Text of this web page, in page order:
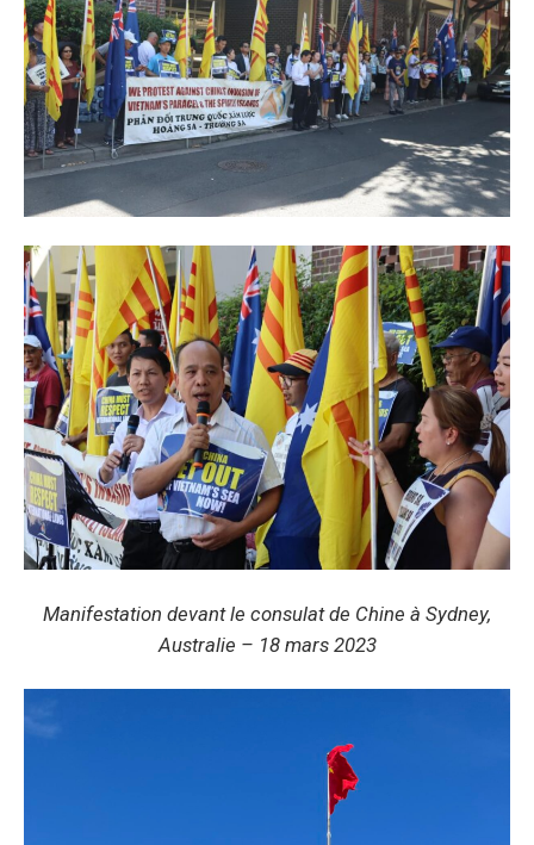
Manifestation devant le consulat de Chine à Sydney,
Australie – 18 mars 2023